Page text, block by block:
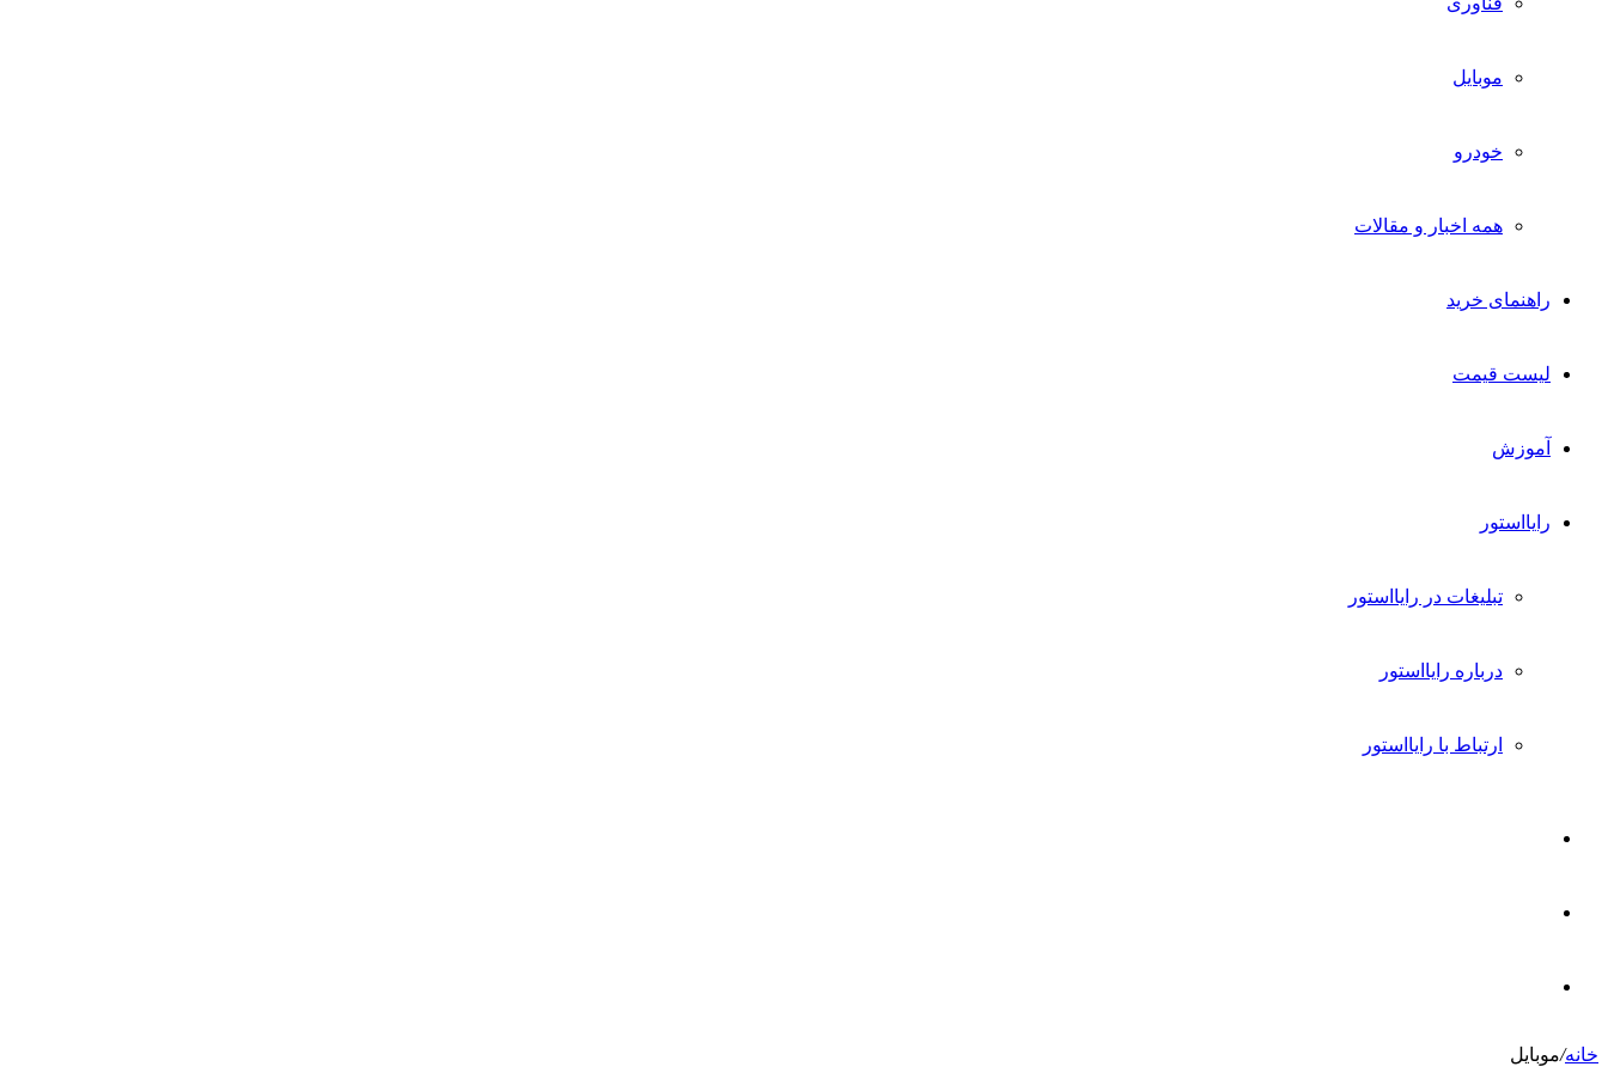
موبایل
خودرو
همه اخبار و مقالات
راهنمای خرید
لیست قیمت
آموزش
رایااستور
تبلیغات در رایااستور
درباره رایااستور
ارتباط با رایااستور
برای خانه/موبایل